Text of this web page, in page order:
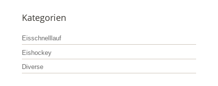
Kategorien
Eisschnelllauf
Eishockey
Diverse